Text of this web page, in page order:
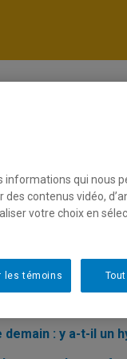
mode
change
vous à ne pas
: y a-t-il un
informations qui nous
contenus vidéo,
votre choix en
les témoins